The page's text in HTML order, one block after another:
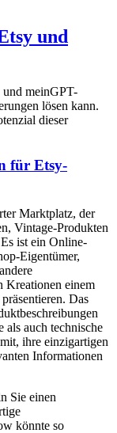
und
meinGPT-
lösen kann.
dieser
für Etsy-
Marktplatz, der
Vintage-Produkten
ist ein Online-
Eigentümer,
Kreationen einem
Das
auch technische
ihre einzigartigen
Informationen
Sie einen
könnte so